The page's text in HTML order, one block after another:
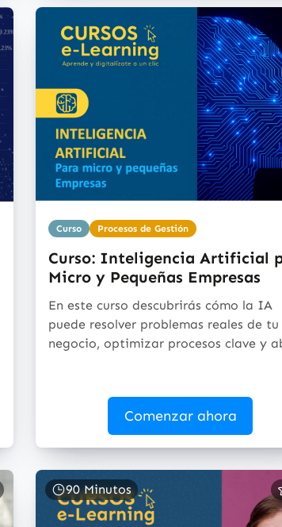
Curso Procesos de Gestión
Curso: Inteligencia Artificial
Micro y Pequeñas Empresas
En este curso descubrirás cómo la IA
puede resolver problemas reales de tu
negocio, optimizar procesos clave y
Comenzar ahora
90 Minutos